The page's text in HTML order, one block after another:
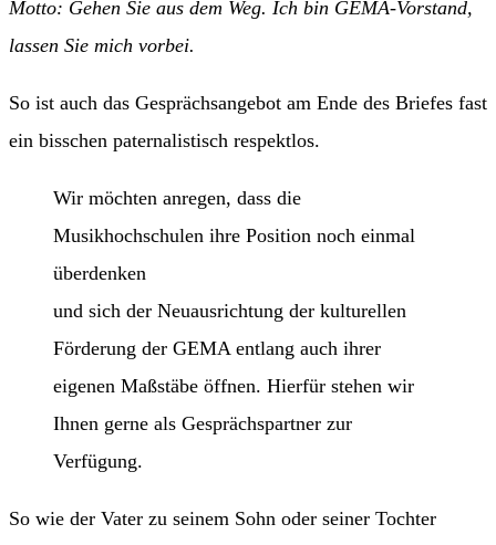
Motto: Gehen Sie aus dem Weg. Ich bin GEMA-Vorstand,
lassen Sie mich vorbei.
So ist auch das Gesprächsangebot am Ende des Briefes fast
ein bisschen paternalistisch respektlos.
Wir möchten anregen, dass die
Musikhochschulen ihre Position noch einmal
überdenken
und sich der Neuausrichtung der kulturellen
Förderung der GEMA entlang auch ihrer
eigenen Maßstäbe öffnen. Hierfür stehen wir
Ihnen gerne als Gesprächspartner zur
Verfügung.
So wie der Vater zu seinem Sohn oder seiner Tochter